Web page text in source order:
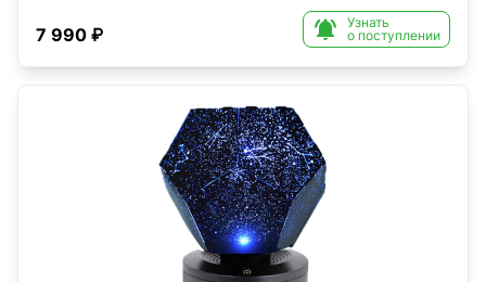
7 990 ₽ 
Узнать
о поступлении